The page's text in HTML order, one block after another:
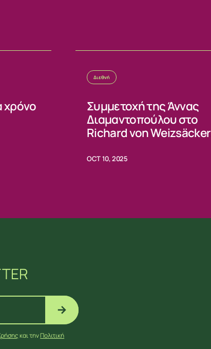
χρόνο
Διεθνή
Συμμετοχή της Άννας
Διαμαντοπούλου στο
Richard von Weizsäcker
OCT 10, 2025
και τηνΠολιτική